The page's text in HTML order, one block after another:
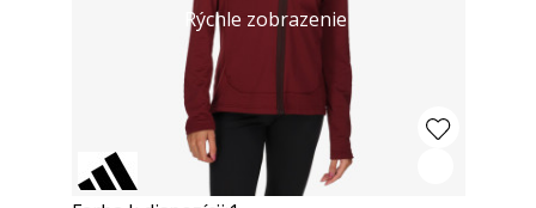
Rýchle zobrazenie